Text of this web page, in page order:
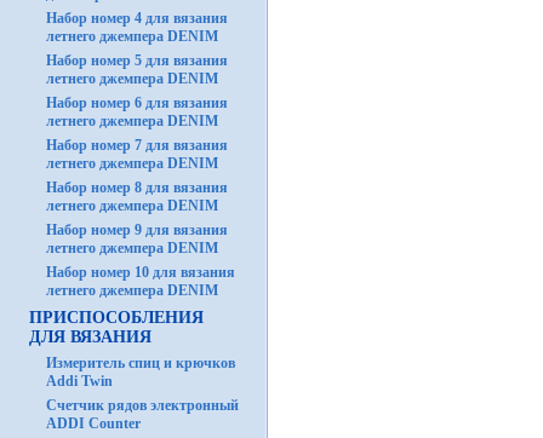
Набор номер 4 для вязания
летнего джемпера DENIM
Набор номер 5 для вязания
летнего джемпера DENIM
Набор номер 6 для вязания
летнего джемпера DENIM
Набор номер 7 для вязания
летнего джемпера DENIM
Набор номер 8 для вязания
летнего джемпера DENIM
Набор номер 9 для вязания
летнего джемпера DENIM
Набор номер 10 для вязания
летнего джемпера DENIM
ПРИСПОСОБЛЕНИЯ
ДЛЯ ВЯЗАНИЯ
Измеритель спиц и крючков
Addi Twin
Счетчик рядов электронный
ADDI Counter